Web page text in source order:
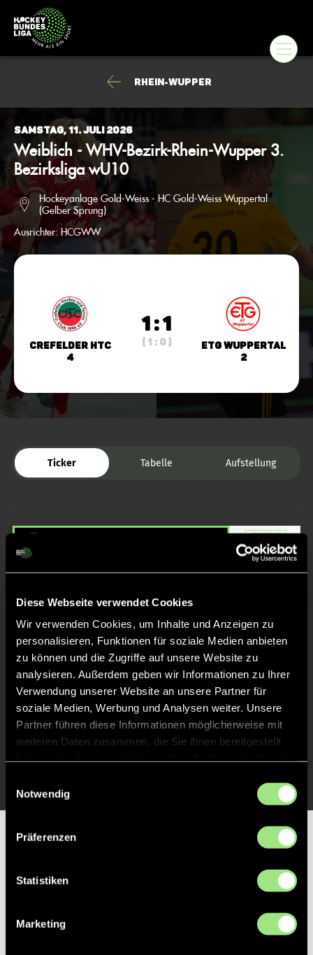
Diese Webseite verwendet Cookies
Wir verwenden Cookies, um Inhalte und Anzeigen zu
personalisieren, Funktionen für soziale Medien anbieten
zu können und die Zugriffe auf unsere Website zu
analysieren. Außerdem geben wir Informationen zu Ihrer
Verwendung unserer Website an unsere Partner für
soziale Medien, Werbung und Analysen weiter. Unsere
Partner führen diese Informationen möglicherweise mit
weiteren Daten zusammen, die Sie ihnen bereitgestellt
Notwendig
Präferenzen
Statistiken
Marketing
Rhein-Wupper
Samstag, 11. Juli 2026
Weiblich - WHV-Bezirk-Rhein-Wupper 3.
Bezirksliga wU10
Hockeyanlage Gold-Weiss - HC Gold-Weiss Wuppertal
(Gelber Sprung)
Ausrichter:HCGWW
Crefelder HTC
4
1 : 1
( 1 : 0 )
ETG Wuppertal
2
Ticker Tabelle Aufstellung
Liveticker
20'
Abpfiff
Spiel beendet
11' TOR 0:1, FELDTOR
TOR 1:0, FELDTOR
Partner